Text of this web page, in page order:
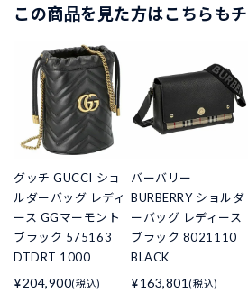
この商品を見た方はこちらも
グッチ GUCCI ショ
ルダーバッグ レディ
ース GGマーモント
ブラック 575163
DTDRT 1000
¥204,900(税込)
バーバリー
BURBERRY ショルダ
ーバッグ レディース
ブラック 8021110
BLACK
¥163,801 (税込)